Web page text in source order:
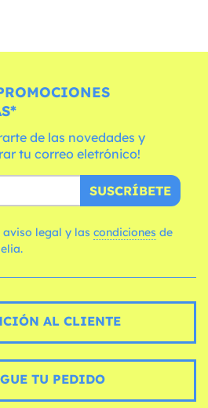
de las novedades y
tu correo eletrónico!
SUSCRÍBETE
aviso legal y las condiciones
AL CLIENTE
TU PEDIDO